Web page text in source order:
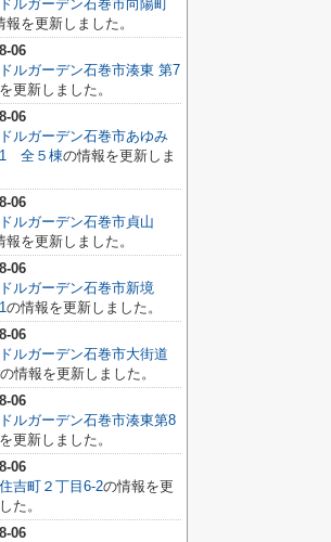
ルガーデン石巻市向陽町
報を更新しました。
06
ルガーデン石巻市湊東 第7
更新しました。
06
ルガーデン石巻市あゆみ
全５棟の情報を更新しま
06
ルガーデン石巻市貞山
報を更新しました。
06
ルガーデン石巻市新境
の情報を更新しました。
06
ルガーデン石巻市大街道
の情報を更新しました。
06
ルガーデン石巻市湊東第8
更新しました。
06
吉町２丁目6-2の情報を更
た。
06